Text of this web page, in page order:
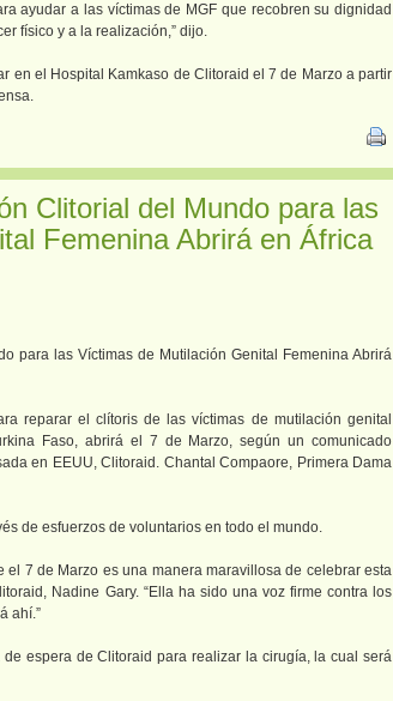
ayudar a las víctimas de MGF que recobren su dignidad
físico y a la realización,” dijo.
en el Hospital Kamkaso de Clitoraid el 7 de Marzo a partir
Clitorial del Mundo para las
Femenina Abrirá en África
para las Víctimas de Mutilación Genital Femenina Abrirá
reparar el clítoris de las víctimas de mutilación genital
Faso, abrirá el 7 de Marzo, según un comunicado
en EEUU, Clitoraid. Chantal Compaore, Primera Dama
de esfuerzos de voluntarios en todo el mundo.
el 7 de Marzo es una manera maravillosa de celebrar esta
Nadine Gary. “Ella ha sido una voz firme contra los
ahí.”
espera de Clitoraid para realizar la cirugía, la cual será